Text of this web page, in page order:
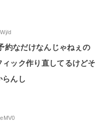
d
約なだけなんじゃねぇの
ック作り直してるけどそ
らんし